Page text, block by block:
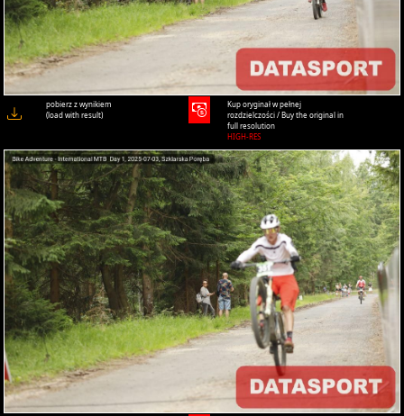
pobierz z wynikiem
(load with result)
Kup oryginał w pełnej
rozdzielczości / Buy the original in
full resolution
HIGH-RES